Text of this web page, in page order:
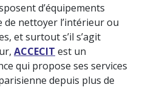
DES DÉCHETS
d’équipements
de nettoyer l’intérieur ou
et surtout s’il s’agit
ACCECIT est un
qui propose ses services
depuis plus de